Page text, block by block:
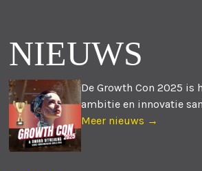
NIEUWS
De Growth Con 2025 is
ambitie en innovatie
Meer nieuws →